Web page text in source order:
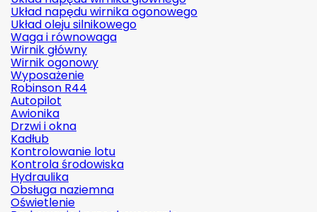
Układ napędu wirnika ogonowego
Układ oleju silnikowego
Waga i równowaga
Wirnik główny
Wirnik ogonowy
Wyposażenie
Robinson R44
Autopilot
Awionika
Drzwi i okna
Kadłub
Kontrolowanie lotu
Kontrola środowiska
Hydraulika
Obsługa naziemna
Oświetlenie